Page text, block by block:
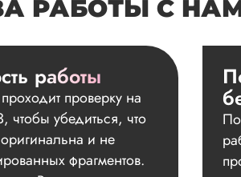
РАБОТЫ С
работы
проверку на
чтобы убедиться, что
и не
фрагментов.